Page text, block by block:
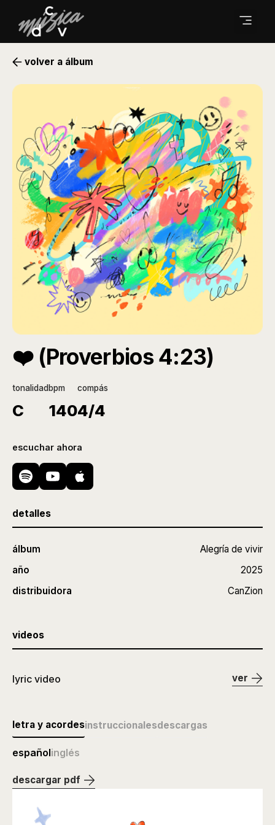
volver a álbum
detalles
álbum
Alegría de vivir
año
2025
distribuidora
CanZion
videos
lyric video ver
❤️ (Proverbios 4:23)
tonalidad
C
bpm
140
compás
4/4
escuchar ahora
letra y acordesinstruccionalesdescargas
españolinglés
descargar pdf